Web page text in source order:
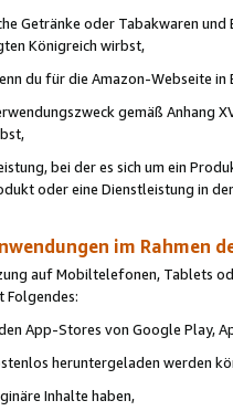
Getränke oder Tabakwaren
Königreich wirbst,
du für die Amazon-Webseite in
gemäß Anhang
bei der es sich um ein
oder eine Dienstleistung in
im Rahmen
auf Mobiltelefonen, Tablets
Folgendes:
App-Stores von Google Play,
heruntergeladen werden
Inhalte haben,